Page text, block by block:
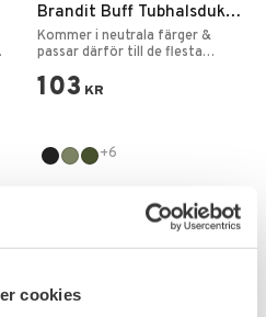
cookies
Brandit Buff Tubhalsduk
Multifunktion Fleece
Kommer i neutrala färger &
passar därför till de flesta
103 KR
+6